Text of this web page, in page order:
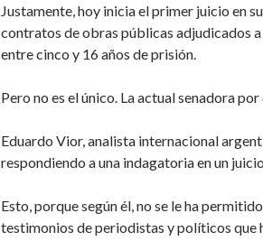
Justamente, hoy inicia el primer juicio en
contratos de obras públicas adjudicados
entre cinco y 16 años de prisión.
Pero no es el único. La actual senadora
Eduardo Vior, analista internacional
respondiendo a una indagatoria en un
Esto, porque según él, no se le ha
testimonios de periodistas y políticos que